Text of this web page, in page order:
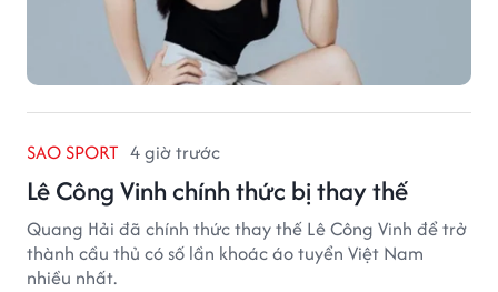
SAO SPORT 4 giờ trước
Lê Công Vinh chính thức bị thay thế
Quang Hải đã chính thức thay thế Lê Công Vinh để trở
thành cầu thủ có số lần khoác áo tuyển Việt Nam
nhiều nhất.